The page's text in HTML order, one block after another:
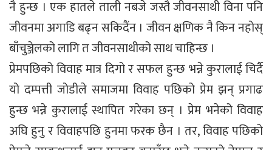
नै हुन्छ । एक हातले ताली नबजे जस्तै जीवनसाथी विना पनि
जीवनमा अगाडि बढ्न सकिदैंन । जीवन क्षणिक नै किन नहोस्
बाँचुञ्जेलको लागि त जीवनसाथीको साथ चाहिन्छ ।
प्रेमपछिको विवाह मात्र दिगो र सफल हुन्छ भन्ने कुरालाई चिर्दै
यो दम्पत्ती जोडीले समाजमा विवाह पछिको प्रेम झन् प्रगाढ
हुन्छ भन्ने कुरालाई स्थापित गरेका छन् । प्रेम भनेको विवाह
अघि हुनु र विवाहपछि हुनमा फरक छैन । तर, विवाह पछिको